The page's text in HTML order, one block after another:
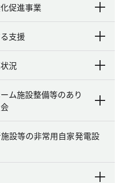
促進事業
支援
況
ム施設整備等のあり
設等の非常用自家発電設